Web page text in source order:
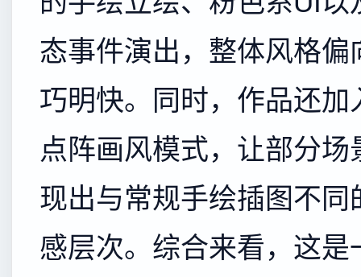
态事件演出，整体风格偏
巧明快。同时，作品还加
点阵画风模式，让部分场
现出与常规手绘插图不同
感层次。综合来看，这是